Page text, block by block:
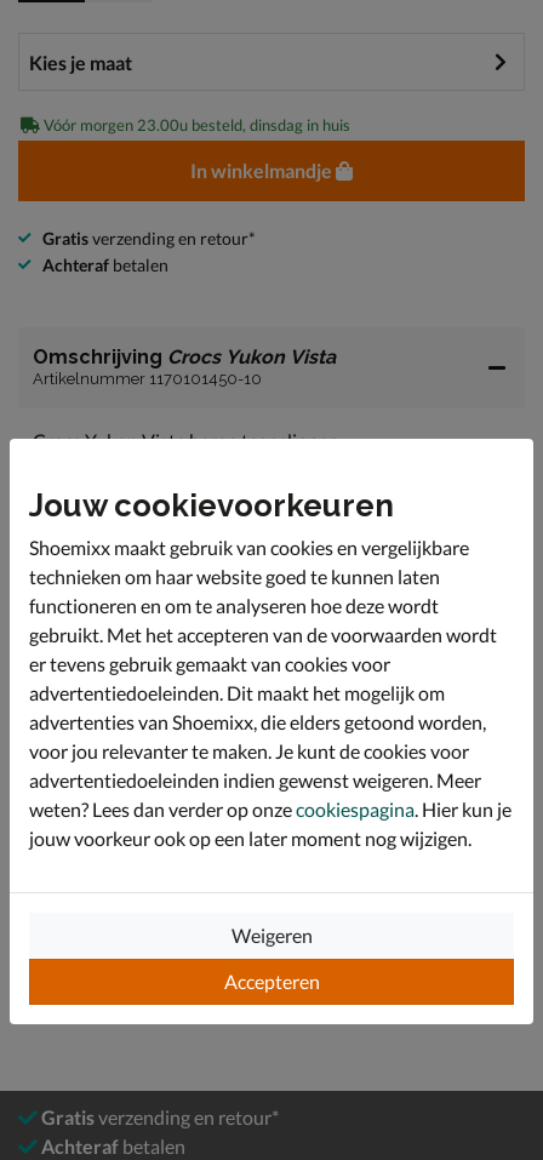
Vóór morgen 23.00u besteld, dinsdag in huis
In winkelmandje
Gratisverzending en retour*
Achteraf betalen
Omschrijving Crocs Yukon Vista
Artikelnummer 1170101450-10
Crocs Yukon Vista heren teenslipper
op zoek bent naar een comfortabel paar.
De banden zijn uitgevoerd in imitatieleer met een
textiele voering. Dit voelt comfortabel aan en zorgt
voor een fijn draagevoel.
Voorzien van een LiteRide voetbed. Hiermee ervaar je
optimale demping, een ergonimsche pasvorm en een
licht masserend gevoel door het reliëf op de zool.
De slipper heeft een goede grip.
Specificaties
Over Crocs
Bekijk meer
Heren Schoenen Slippers
Gratisverzending en retour*
Achteraf betalen
Jouw cookievoorkeuren
Shoemixx maakt gebruik van cookies en vergelijkbare
technieken om haar website goed te kunnen laten
functioneren en om te analyseren hoe deze wordt
gebruikt. Met het accepteren van de voorwaarden wordt
er tevens gebruik gemaakt van cookies voor
advertentiedoeleinden. Dit maakt het mogelijk om
advertenties van Shoemixx, die elders getoond worden,
voor jou relevanter te maken. Je kunt de cookies voor
advertentiedoeleinden indien gewenst weigeren. Meer
weten? Lees dan verder op onzecookiespagina . Hier kun je
jouw voorkeur ook op een later moment nog wijzigen.
Accepteren
Weigeren